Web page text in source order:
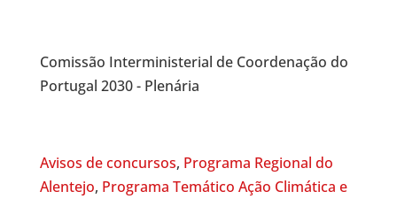
Comissão Interministerial de Coordenação do
Portugal 2030 - Plenária
Avisos de concursos, Programa Regional do
Alentejo, Programa Temático Ação Climática e